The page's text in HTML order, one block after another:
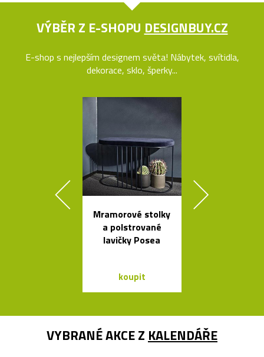
VÝBĚR Z E-SHOPU DESIGNBUY.CZ
E-shop s nejlepším designem světa! Nábytek, svítidla,
dekorace, sklo, šperky...
Mramorové stolky
a polstrované
lavičky Posea
koupit
VYBRANÉ AKCE Z KALENDÁŘE